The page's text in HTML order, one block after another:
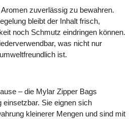
zuverlässig zu bewahren.
bleibt der Inhalt frisch,
noch Schmutz eindringen können.
was nicht nur
ist.
– die Mylar Zipper Bags
einsetzbar. Sie eignen sich
kleinerer Mengen und sind mit